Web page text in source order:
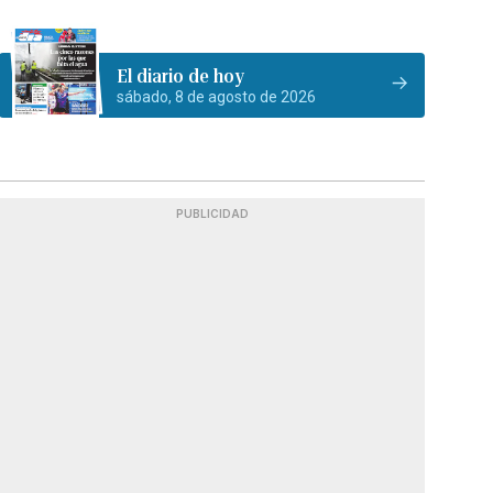
El diario de hoy
sábado, 8 de agosto de 2026
PUBLICIDAD